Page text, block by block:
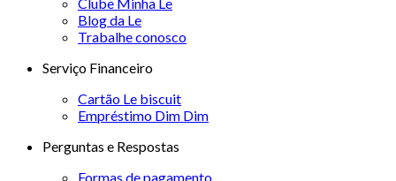
Blog da Le
Trabalhe conosco
Serviço Financeiro
Cartão Le biscuit
Empréstimo Dim Dim
Perguntas e Respostas
Formas de pagamento